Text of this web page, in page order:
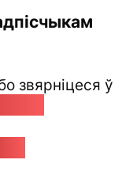
звярніцеся ў